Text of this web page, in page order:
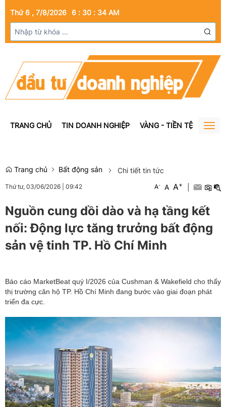
Thứ 6 , 7/8/2026 6 : 30 : 35 AM
TRANG CHỦ TIN DOANH NGHIỆP VÀNG - TIỀN TỆ BẤT
Trang chủ Bất động sản Chi tiết tin tức
Thứ tư, 03/06/2026 09:42 A- A A+
Nguồn cung dồi dào và hạ tầng kết
nối: Động lực tăng trưởng bất động
sản vệ tinh TP. Hồ Chí Minh
Báo cáo MarketBeat quý I/2026 của Cushman & Wakefield cho thấy
thị trường căn hộ TP. Hồ Chí Minh đang bước vào giai đoạn phát
triển đa cực.